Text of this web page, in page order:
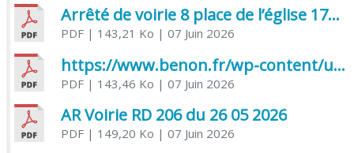
Arrêté de voirie 8 place de l’église 17170 Benon
PDF| 143,21 Ko | 07 Juin 2026
https://www.benon.fr/wp-content/uploads/2026/06/AR-Voirie-Chemin-de-Lafond-du-26-05-2026.pdf
PDF| 143,46 Ko | 07 Juin 2026
AR Voirie RD 206 du 26 05 2026
PDF| 149,20 Ko | 07 Juin 2026